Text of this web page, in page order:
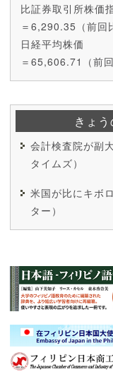
比証券取引所株価
＝6,290.35（前回
日経平均株価
＝65,606.71（前
きょ
会計検査院が副
タイムズ）
米国が比にキボ
ター）